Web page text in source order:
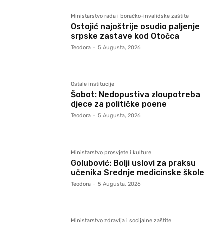
Ministarstvo rada i boračko-invalidske zaštite
Ostojić najoštrije osudio paljenje
srpske zastave kod Otočca
Teodora - 5 Augusta, 2026
Ostale institucije
Šobot: Nedopustiva zloupotreba
djece za političke poene
Teodora - 5 Augusta, 2026
Ministarstvo prosvjete i kulture
Golubović: Bolji uslovi za praksu
učenika Srednje medicinske škole
Teodora - 5 Augusta, 2026
Ministarstvo zdravlja i socijalne zaštite